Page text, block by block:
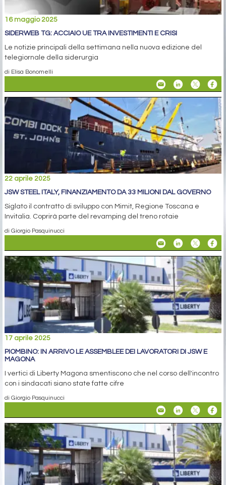
16 maggio 2025
SIDERWEB TG: ACCIAIO UE TRA INVESTIMENTI E CRISI
Le notizie principali della settimana nella nuova edizione del
telegiornale della siderurgia
di Elisa Bonomelli
22 aprile 2025
JSW STEEL ITALY, FINANZIAMENTO DA 33 MILIONI DAL GOVERNO
Siglato il contratto di sviluppo con Mimit, Regione Toscana e
Invitalia. Coprirà parte del revamping del treno rotaie
di Giorgio Pasquinucci
17 aprile 2025
PIOMBINO: IN ARRIVO LE ASSEMBLEE DEI LAVORATORI DI JSW E
MAGONA
I vertici di Liberty Magona smentiscono che nel corso dell'incontro
con i sindacati siano state fatte cifre
di Giorgio Pasquinucci